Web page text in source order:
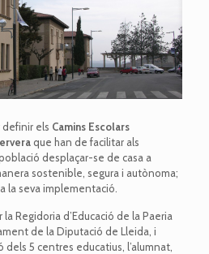
els Camins Escolars
que han de facilitar als
desplaçar-se de casa a
sostenible, segura i autònoma;
la seva implementació.
Regidoria d’Educació de la Paeria
de la Diputació de Lleida, i
5 centres educatius, l’alumnat,